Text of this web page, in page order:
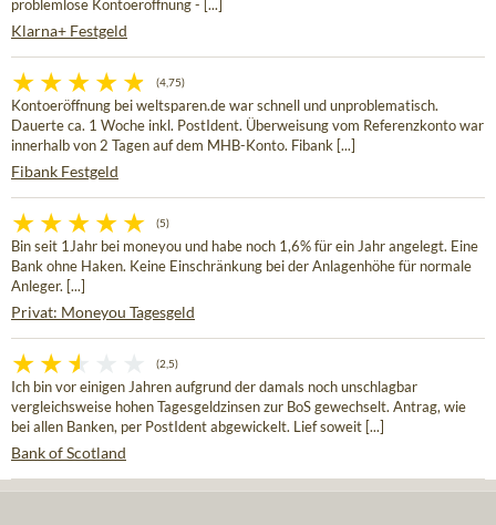
problemlose Kontoeröffnung - [...]
Klarna+ Festgeld
(4,75)
Kontoeröffnung bei weltsparen.de war schnell und unproblematisch.
Dauerte ca. 1 Woche inkl. PostIdent. Überweisung vom Referenzkonto war
innerhalb von 2 Tagen auf dem MHB-Konto. Fibank [...]
Fibank Festgeld
(5)
Bin seit 1Jahr bei moneyou und habe noch 1,6% für ein Jahr angelegt. Eine
Bank ohne Haken. Keine Einschränkung bei der Anlagenhöhe für normale
Anleger. [...]
Privat: Moneyou Tagesgeld
(2,5)
Ich bin vor einigen Jahren aufgrund der damals noch unschlagbar
vergleichsweise hohen Tagesgeldzinsen zur BoS gewechselt. Antrag, wie
bei allen Banken, per PostIdent abgewickelt. Lief soweit [...]
Bank of Scotland